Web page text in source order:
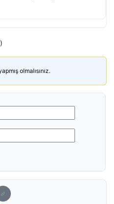
olmalısınız.